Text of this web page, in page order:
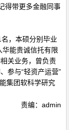
得带更多金融同事
，本硕分别毕业
能贵诚信托有限
关业务，曾负责
参与“轻资产运营”
集团软科学研究
责编：admin